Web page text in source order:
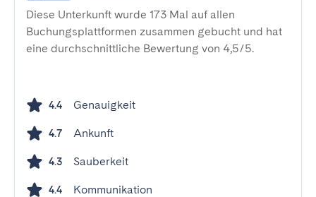
Diese Unterkunft wurde 173 Mal auf allen
Buchungsplattformen zusammen gebucht und hat
eine durchschnittliche Bewertung von 4,5/5.
4.4 Genauigkeit
4.7 Ankunft
4.3 Sauberkeit
4.4 Kommunikation